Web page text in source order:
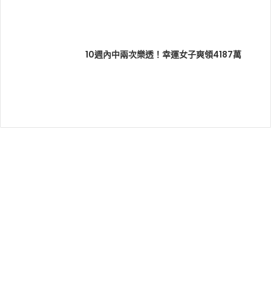
10週內中兩次樂透！幸運女子爽領4187萬